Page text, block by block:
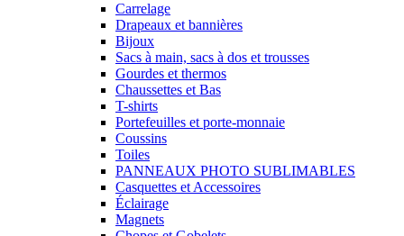
Carrelage
Drapeaux et bannières
Bijoux
Sacs à main, sacs à dos et trousses
Gourdes et thermos
Chaussettes et Bas
T-shirts
Portefeuilles et porte-monnaie
Coussins
Toiles
PANNEAUX PHOTO SUBLIMABLES
Casquettes et Accessoires
Éclairage
Magnets